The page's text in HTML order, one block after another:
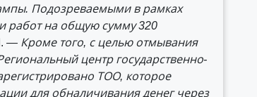
Подозреваемыми в рамках
работ на общую сумму 320
— Кроме того, с целью отмывания
центр государственно-
ТОО, которое
для обналичивания денег через